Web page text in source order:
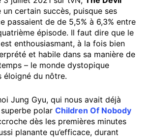
un certain succès, puisque ses
passaient de de 5,5% à 6,3% entre
épisode. Il faut dire que le
enthousiasmant, à la fois bien
et habile dans sa manière de
– le monde dystopique
éloigné du nôtre.
Jung Gyu, qui nous avait déjà
polar Children Of Nobody
dès les premières minutes
planante qu’efficace, durant